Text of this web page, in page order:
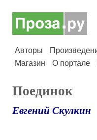
Авторы
Магазин
О портале
Поединок
Евгений Скулкин